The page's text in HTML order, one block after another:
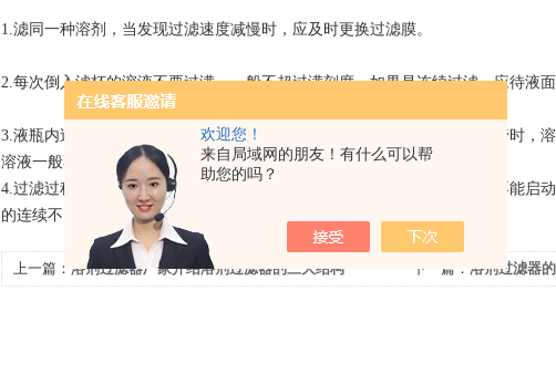
欢迎您！
来自局域网的朋友！有什么可以帮
助您的吗？
1.滤同一种溶剂，当发现过滤速度减慢时，应及时更换过滤膜。
2.每次倒入滤杯的溶液不要过满，一般不超过满刻度。如果是连续过滤，应待液
3.液瓶内过滤后的溶剂一定不要集的过多，一旦当液面达到过滤头内抽气管时，
溶液一般不应超过容量的4分之3。
4.过滤过程中如果需要停泵，当需再启动真空泵时，因系统内有负压，常不能启
的连续不间断运转时间不应超过30分钟。
上一篇： 溶剂过滤器厂家介绍溶剂过滤器的三大结构 下一篇： 溶剂过滤器